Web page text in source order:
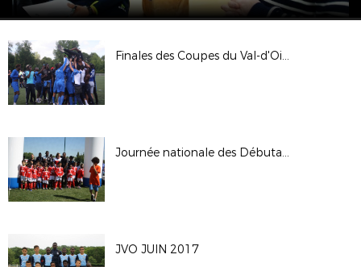
Finales des Coupes du Val-d'Oise 2017
Journée nationale des Débutants 2017
JVO JUIN 2017